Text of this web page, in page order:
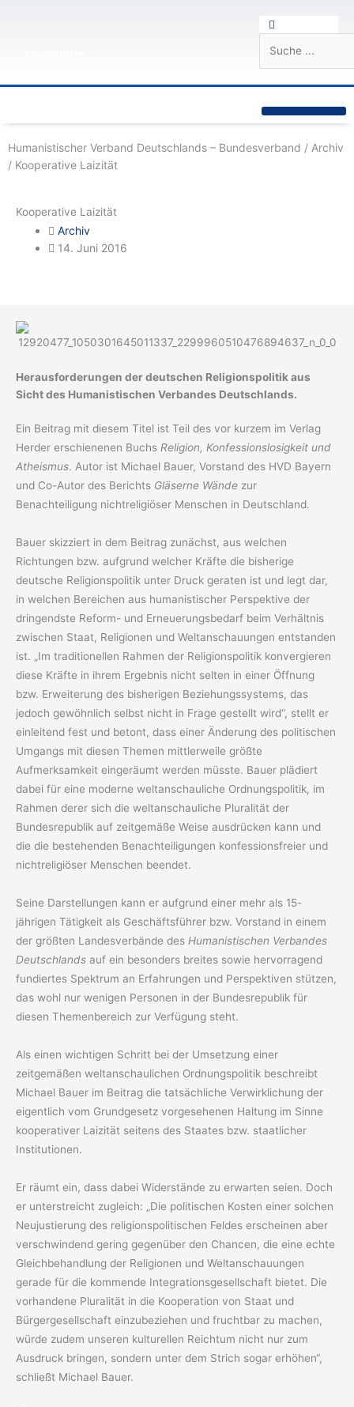
SucheSuche
Humanistischer Verband Deutschlands – Bundesverband / Archiv
/ Kooperative Laizität
Kooperative Laizität
Archiv
14. Juni 2016
Herausforderungen der deutschen Religionspolitik aus
Sicht des Humanistischen Verbandes Deutschlands.
Ein Beitrag mit diesem Titel ist Teil des vor kurzem im Verlag
Herder erschienenen Buchs Religion, Konfessionslosigkeit und
Atheismus. Autor ist Michael Bauer, Vorstand des HVD Bayern
und Co-Autor des Berichts Gläserne Wände zur
Benachteiligung nichtreligiöser Menschen in Deutschland.
Bauer skizziert in dem Beitrag zunächst, aus welchen
Richtungen bzw. aufgrund welcher Kräfte die bisherige
deutsche Religionspolitik unter Druck geraten ist und legt dar,
in welchen Bereichen aus humanistischer Perspektive der
dringendste Reform- und Erneuerungsbedarf beim Verhältnis
zwischen Staat, Religionen und Weltanschauungen entstanden
ist. „Im traditionellen Rahmen der Religionspolitik konvergieren
diese Kräfte in ihrem Ergebnis nicht selten in einer Öffnung
bzw. Erweiterung des bisherigen Beziehungssystems, das
jedoch gewöhnlich selbst nicht in Frage gestellt wird“, stellt er
einleitend fest und betont, dass einer Änderung des politischen
Umgangs mit diesen Themen mittlerweile größte
Aufmerksamkeit eingeräumt werden müsste. Bauer plädiert
dabei für eine moderne weltanschauliche Ordnungspolitik, im
Rahmen derer sich die weltanschauliche Pluralität der
Bundesrepublik auf zeitgemäße Weise ausdrücken kann und
die die bestehenden Benachteiligungen konfessionsfreier und
nichtreligiöser Menschen beendet.
Seine Darstellungen kann er aufgrund einer mehr als 15-
jährigen Tätigkeit als Geschäftsführer bzw. Vorstand in einem
der größten Landesverbände des Humanistischen Verbandes
Deutschlands auf ein besonders breites sowie hervorragend
fundiertes Spektrum an Erfahrungen und Perspektiven stützen,
das wohl nur wenigen Personen in der Bundesrepublik für
diesen Themenbereich zur Verfügung steht.
Als einen wichtigen Schritt bei der Umsetzung einer
zeitgemäßen weltanschaulichen Ordnungspolitik beschreibt
Michael Bauer im Beitrag die tatsächliche Verwirklichung der
eigentlich vom Grundgesetz vorgesehenen Haltung im Sinne
kooperativer Laizität seitens des Staates bzw. staatlicher
Institutionen.
Er räumt ein, dass dabei Widerstände zu erwarten seien. Doch
er unterstreicht zugleich: „Die politischen Kosten einer solchen
Neujustierung des religionspolitischen Feldes erscheinen aber
verschwindend gering gegenüber den Chancen, die eine echte
Gleichbehandlung der Religionen und Weltanschauungen
gerade für die kommende Integrationsgesellschaft bietet. Die
vorhandene Pluralität in die Kooperation von Staat und
Bürgergesellschaft einzubeziehen und fruchtbar zu machen,
würde zudem unseren kulturellen Reichtum nicht nur zum
Ausdruck bringen, sondern unter dem Strich sogar erhöhen“,
schließt Michael Bauer.